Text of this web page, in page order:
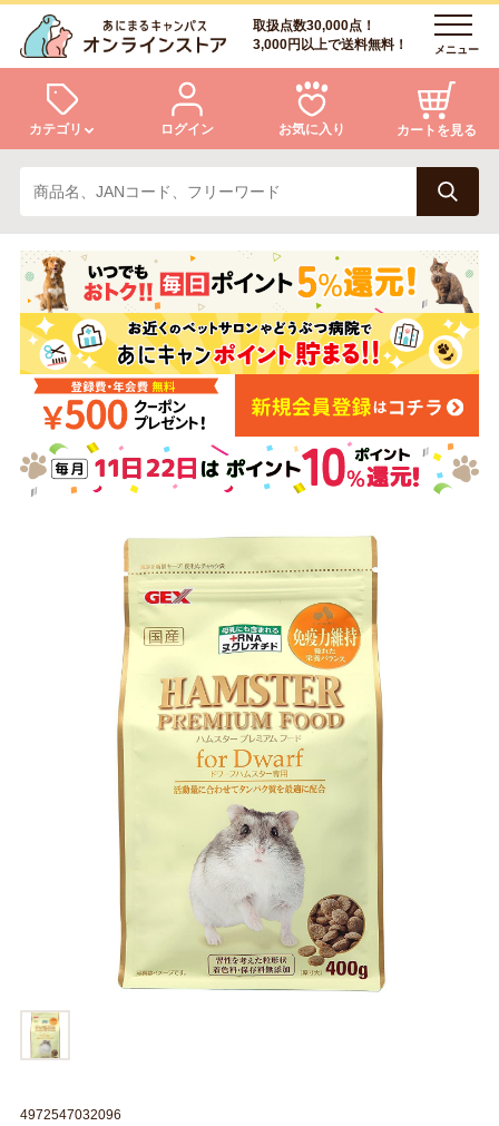
取扱点数30,000点！
3,000円以上で送料無料！
メニュー
カテゴリ
犬 猫
小動物・鳥 アクア・爬虫類・昆虫
ドッグフード キャットフード
美容・ケア用品 服・おさんぽ用品
日用品（デイリー）
トリマーグッズ シニアサポート
ログイン お気に入り カートを見る
ログイン
会員登録
あにまるキャンパスについて
アフターサービス
商品リクエスト
お問い合わせ
4972547032096